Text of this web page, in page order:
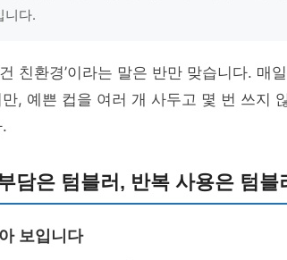
니다.
친환경’이라는 말은 반만 맞습니다. 매
, 예쁜 컵을 여러 개 사두고 몇 번 쓰지
담은 텀블러, 반복 사용은 텀블
보입니다